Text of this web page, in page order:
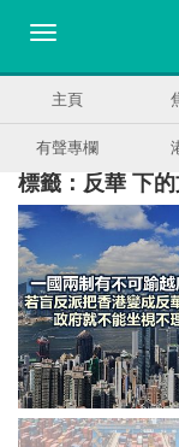
主頁
有聲專欄
標籤：反華 下